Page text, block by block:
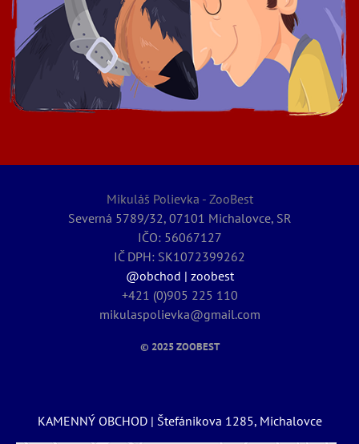
Mikuláš Polievka - ZooBest
Severná 5789/32, 07101 Michalovce, SR
IČO: 56067127
IČ DPH: SK1072399262
@obchod | zoobest
+421 (0)905 225 110
mikulaspolievka@gmail.com
© 2025ZOOBEST
KAMENNÝ OBCHOD | Štefánikova 1285, Michalovce